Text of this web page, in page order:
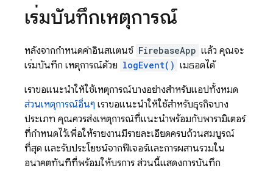
เริ่มบันทึกเหตุการณ์
หลังจากกำหนดค่าอินสแตนซ์ FirebaseApp แล้ว คุณจะ
เริ่มบันทึก เหตุการณ์ด้วย logEvent() เมธอดได้
เราขอแนะนำให้ใช้เหตุการณ์บางอย่างสำหรับแอปทั้งหมด
ส่วนเหตุการณ์อื่นๆ เราขอแนะนำให้ใช้สำหรับธุรกิจบาง
ประเภท คุณควรส่งเหตุการณ์ที่แนะนำพร้อมกับพารามิเตอร์
ที่กำหนดไว้เพื่อให้รายงานมีรายละเอียดครบถ้วนสมบูรณ์
ที่สุด และรับประโยชน์จากฟีเจอร์และการผสานรวมใน
อนาคตทันทีที่พร้อมให้บริการ ส่วนนี้แสดงการบันทึก